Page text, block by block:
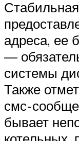
адреса, ее
—
системы
Также
смс-
бывает